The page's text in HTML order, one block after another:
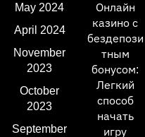
May 2024
April 2024
November
2023
October
2023
September
Онлайн
казино с
бездепози
тным
бонусом:
Легкий
способ
начать
игру